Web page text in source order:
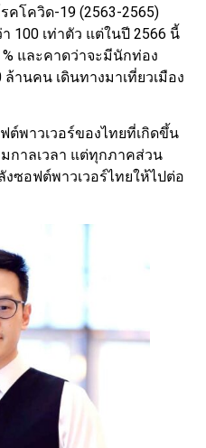
คโควิด-19 (2563-2565)
100 เท่าตัว แต่ในปี 2566 นี้
และคาดว่าจะมีนักท่อง
านคน เดินทางมาเที่ยวเมือง
ต์พาวเวอร์ของไทยที่เกิดขึ้น
กาลเวลา แต่ทุกภาคส่วน
ซอฟต์พาวเวอร์ไทยให้ไปต่อ